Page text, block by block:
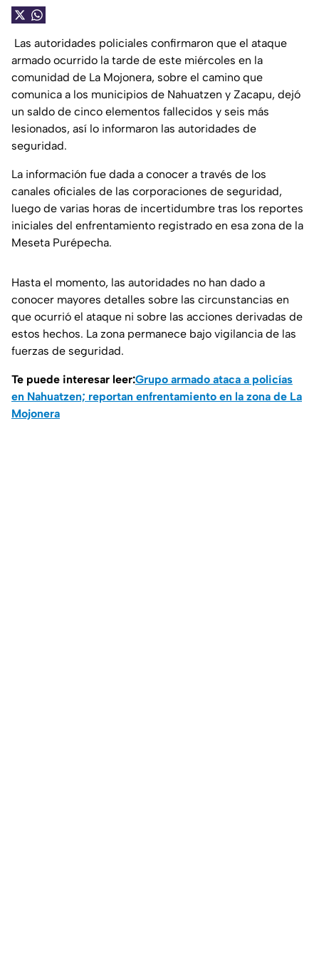
Las autoridades policiales confirmaron que el ataque
armado ocurrido la tarde de este miércoles en la
comunidad de La Mojonera, sobre el camino que
comunica a los municipios de Nahuatzen y Zacapu, dejó
un saldo de cinco elementos fallecidos y seis más
lesionados, así lo informaron las autoridades de
seguridad.
La información fue dada a conocer a través de los
canales oficiales de las corporaciones de seguridad,
luego de varias horas de incertidumbre tras los reportes
iniciales del enfrentamiento registrado en esa zona de la
Meseta Purépecha.
Hasta el momento, las autoridades no han dado a
conocer mayores detalles sobre las circunstancias en
que ocurrió el ataque ni sobre las acciones derivadas de
estos hechos. La zona permanece bajo vigilancia de las
fuerzas de seguridad.
Te puede interesar leer:Grupo armado ataca a policías
en Nahuatzen; reportan enfrentamiento en la zona de La
Mojonera